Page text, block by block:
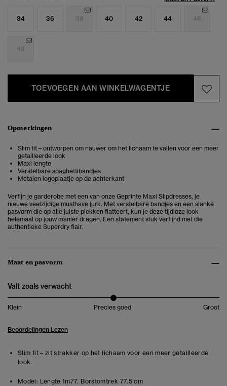
34 36 38 40 42 44 46
48
TOEVOEGEN AAN WINKELWAGENTJE
Opmerkingen
Slim fit – ontworpen om nauwer om het lichaam te vallen voor een meer
getailleerde look
Maxi lengte
Verstelbare spaghettibandjes
Metalen logoplaatje op de achterkant
Verfijn je garderobe met een van onze Geprinte Maxi Slipdresses, je
nieuwe veelzijdige musthave jurk. Met verstelbare bandjes en een slanke
pasvorm die op alle juiste plekken flatteert, kun je deze tijdloze look
helemaal op jouw manier dragen. Een statement stuk verfijnd met die
authentieke Superdry flair.
Maat en pasvorm
Valt zoals verwacht
Klein Precies goed Groot
Beoordelingen Lezen
Slim fit – zit strakker op het lichaam voor een meer getailleerde
look.
Model: Lengte 1m77. Borstomtrek 77.5 cm